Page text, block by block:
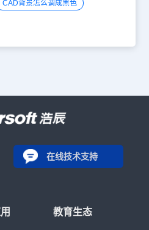
CAD背景怎么调成黑色
在线技术支持
教育生态